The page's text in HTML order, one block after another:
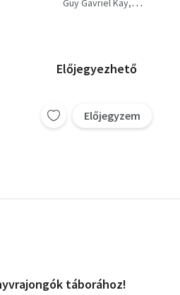
Kétszázadik - 24
szertartása +
Kifordított ​világ +
Guy Gavriel Kay
Előjegyezhető
Előjegyzem
táborához!